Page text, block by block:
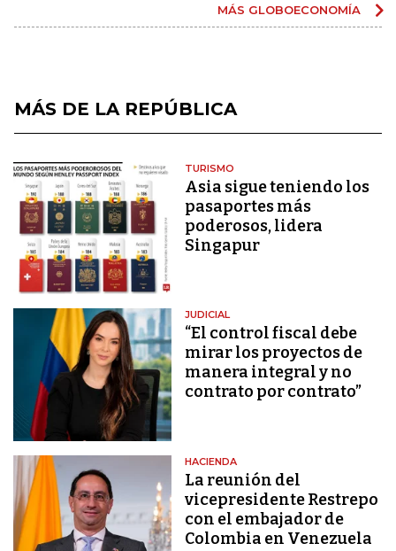
MÁS GLOBOECONOMÍA
MÁS DE LA REPÚBLICA
TURISMO
Asia sigue teniendo los
pasaportes más
poderosos, lidera
Singapur
JUDICIAL
“El control fiscal debe
mirar los proyectos de
manera integral y no
contrato por contrato”
HACIENDA
La reunión del
vicepresidente Restrepo
con el embajador de
Colombia en Venezuela